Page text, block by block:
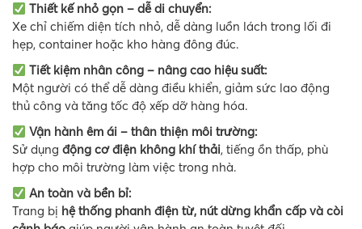
Thiết kế nhỏ gọn – dễ di chuyển:
Xe chỉ chiếm diện tích nhỏ, dễ dàng luồn lách trong lối đi
hẹp, container hoặc kho hàng đông đúc.
Tiết kiệm nhân công – nâng cao hiệu suất:
Một người có thể dễ dàng điều khiển, giảm sức lao động
thủ công và tăng tốc độ xếp dỡ hàng hóa.
Vận hành êm ái – thân thiện môi trường:
Sử dụng động cơ điện không khí thải, tiếng ồn thấp, phù
hợp cho môi trường làm việc trong nhà.
An toàn và bền bỉ:
Trang bị hệ thống phanh điện từ, nút dừng khẩn cấp và còi